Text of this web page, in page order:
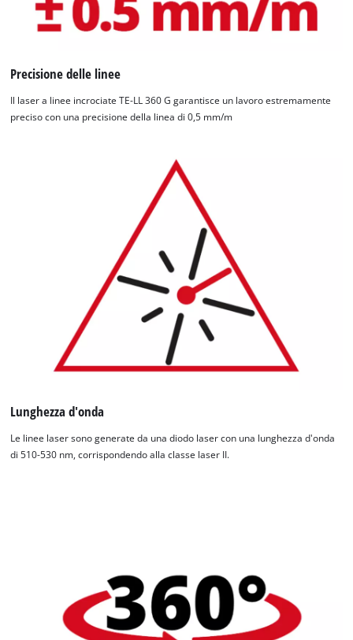
Precisione delle linee
Il laser a linee incrociate TE-LL 360 G garantisce un lavoro estremamente
preciso con una precisione della linea di 0,5 mm/m
Lunghezza d'onda
Le linee laser sono generate da una diodo laser con una lunghezza d'onda
di 510-530 nm, corrispondendo alla classe laser II.